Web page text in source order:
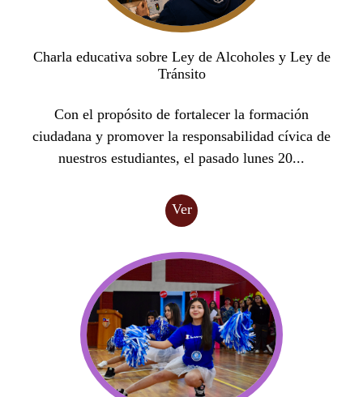
Charla educativa sobre Ley de Alcoholes y Ley de
Tránsito
Con el propósito de fortalecer la formación
ciudadana y promover la responsabilidad cívica de
nuestros estudiantes, el pasado lunes 20...
Ver